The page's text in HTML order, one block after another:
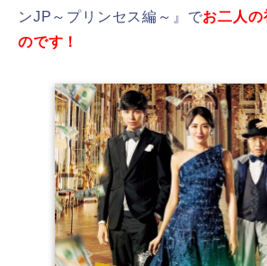
ンJP～プリンセス編～』でお二人の
のです！